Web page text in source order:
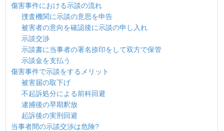
傷害事件における示談の流れ
捜査機関に示談の意思を申告
被害者の意向を確認後に示談の申し入れ
示談交渉
示談書に当事者の署名捺印をして双方で保管
示談金を支払う
傷害事件で示談をするメリット
被害届の取下げ
不起訴処分による前科回避
逮捕後の早期釈放
起訴後の実刑回避
当事者間の示談交渉は危険?